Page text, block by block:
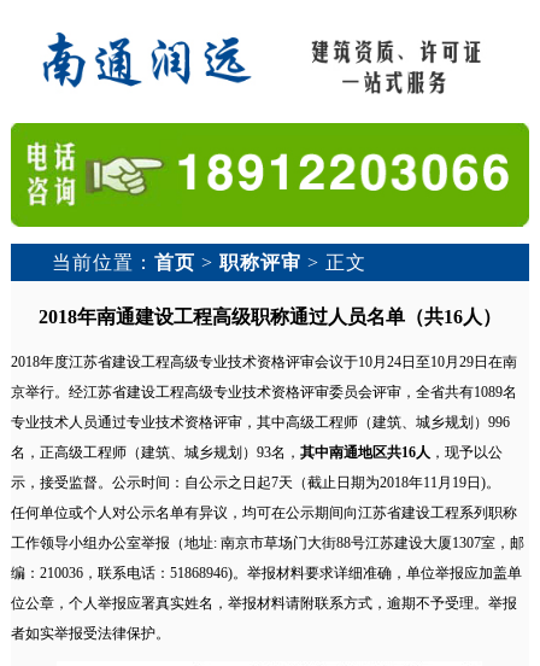
当前位置：首页 >职称评审 > 正文
2018年南通建设工程高级职称通过人员名单（共16人）
2018年度江苏省建设工程高级专业技术资格评审会议于10月24日至10月29日在南
京举行。经江苏省建设工程高级专业技术资格评审委员会评审，全省共有1089名
专业技术人员通过专业技术资格评审，其中高级工程师（建筑、城乡规划）996
名，正高级工程师（建筑、城乡规划）93名， 其中南通地区共16人 ，现予以公
示，接受监督。公示时间：自公示之日起7天（截止日期为2018年11月19日)。
任何单位或个人对公示名单有异议，均可在公示期间向江苏省建设工程系列职称
工作领导小组办公室举报（地址: 南京市草场门大街88号江苏建设大厦1307室，邮
编：210036，联系电话：51868946)。举报材料要求详细准确，单位举报应加盖单
位公章，个人举报应署真实姓名，举报材料请附联系方式，逾期不予受理。举报
者如实举报受法律保护。